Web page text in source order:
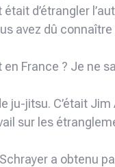
d’étrangler
avez dû
en France ? Je ne
ju-jitsu. C’était
sur les
a obtenu